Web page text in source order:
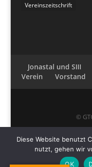
Vereinszeitschrift
Jonastal und SIII
Verein
Vorstand
©
Diese Website benutzt
nutzt, gehen wir
OK